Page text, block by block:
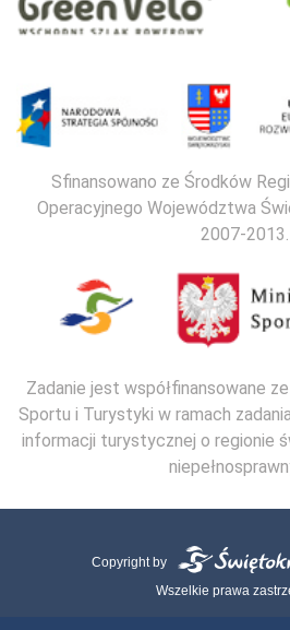
Sfinansowano ze Środków
Operacyjnego Województwa
2007-2013.
Zadanie jest współfinansowane
Sportu i Turystyki w ramach
informacji turystycznej o regionie
Copyright by
Wszelkie prawa